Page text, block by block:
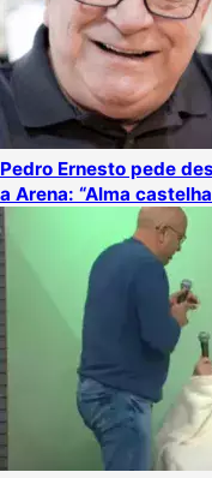
Pedro Ernesto pede
a Arena: “Alma